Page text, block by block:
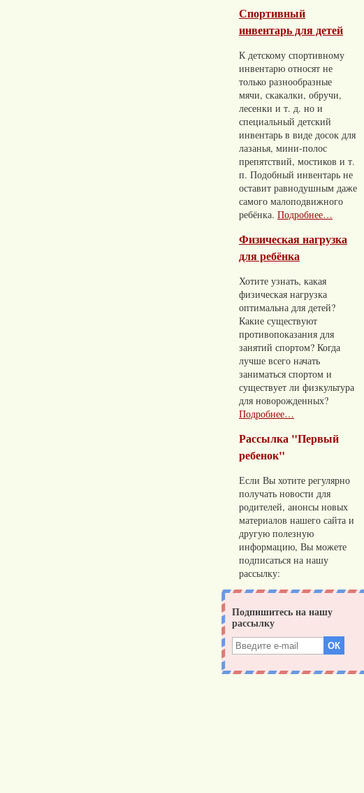
Спортивный
инвентарь для детей
К детскому спортивному
инвентарю относят не
только разнообразные
мячи, скакалки, обручи,
лесенки и т. д. но и
специальный детский
инвентарь в виде досок для
лазанья, мини-полос
препятствий, мостиков и т.
п. Подобный инвентарь не
оставит равнодушным даже
самого малоподвижного
ребёнка. Подробнее…
Физическая нагрузка
для ребёнка
Хотите узнать, какая
физическая нагрузка
оптимальна для детей?
Какие существуют
противопоказания для
занятий спортом? Когда
лучше всего начать
заниматься спортом и
существует ли физкультура
для новорожденных?
Подробнее…
Рассылка "Первый
ребенок"
Если Вы хотите регулярно
получать новости для
родителей, анонсы новых
материалов нашего сайта и
другую полезную
информацию, Вы можете
подписаться на нашу
рассылку: